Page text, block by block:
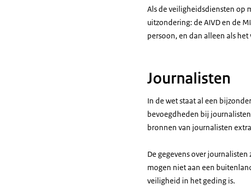
Als de veiligheidsdiensten op
uitzondering: de AIVD en de
persoon, en dan alleen als
Journalisten
In de wet staat al een
bevoegdheden bij
bronnen van journalisten
De gegevens over
mogen niet aan een
veiligheid in het geding is.